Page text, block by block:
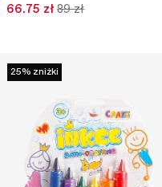
66.75 zł 89 zł
25% zniżki